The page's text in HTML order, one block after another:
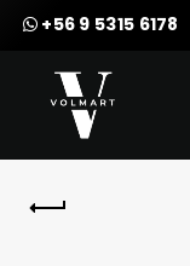
+56 9 5315 6178